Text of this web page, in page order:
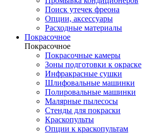
Поиск утечек фреона
Опции, аксессуары
Расходные материалы
Покрасочное
Покрасочное
Покрасочные камеры
Зоны подготовки к окраске
Инфракрасные сушки
Шлифовальные машинки
Полировальные машинки
Малярные пылесосы
Стенды для покраски
Краскопульты
Опции к краскопультам